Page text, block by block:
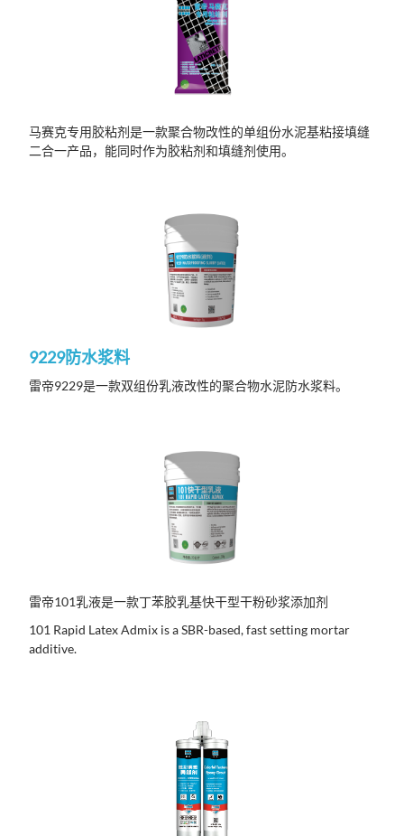
马赛克专用胶粘剂是一款聚合物改性的单组份水泥基粘接填缝
二合一产品，能同时作为胶粘剂和填缝剂使用。
9229防水浆料
雷帝9229是一款双组份乳液改性的聚合物水泥防水浆料。
雷帝101乳液是一款丁苯胶乳基快干型干粉砂浆添加剂
101 Rapid Latex Admix is a SBR-based, fast setting mortar
additive.